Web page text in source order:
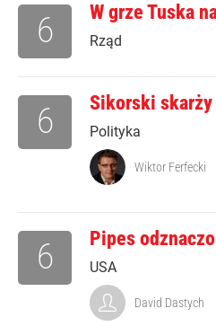
W grze Tuska
Rząd
6
Sikorski
Polityka
6
Wiktor Ferfecki
Pipes
USA
6
David Dastych